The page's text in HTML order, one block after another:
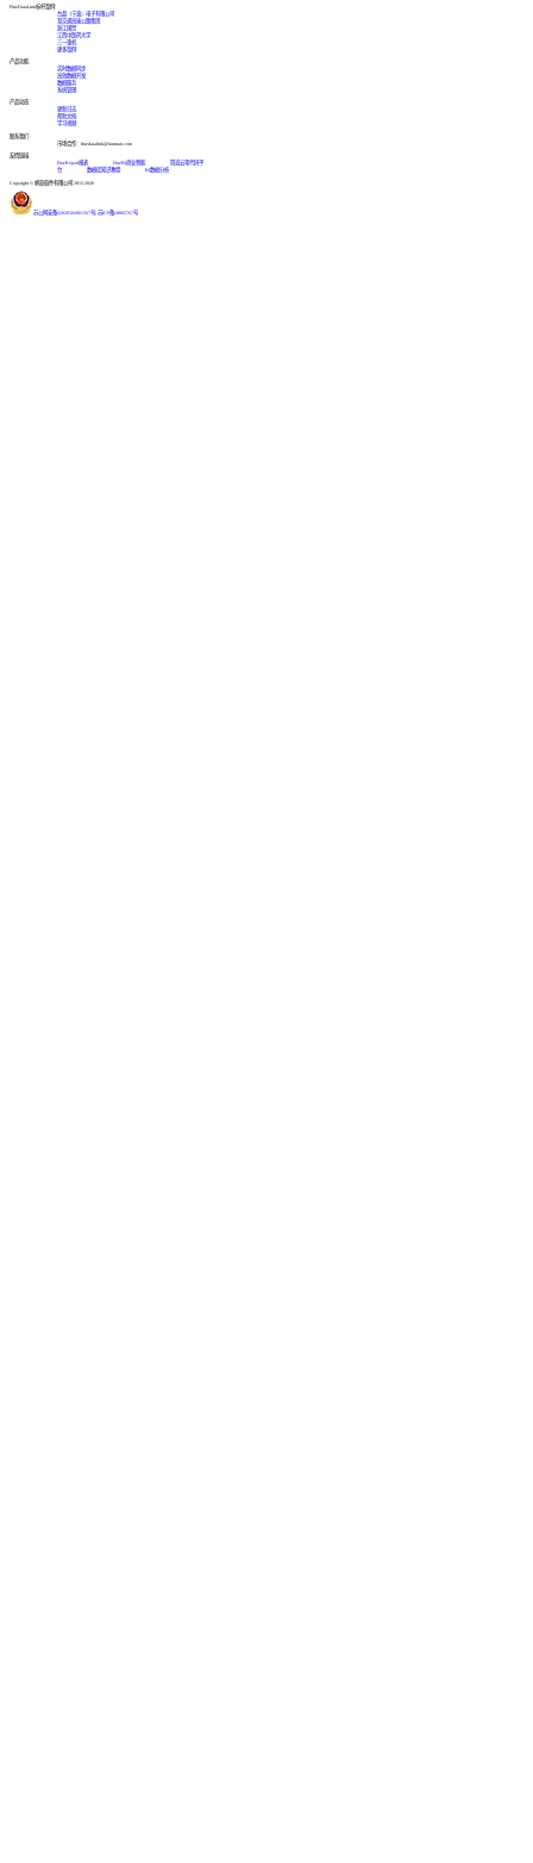
FineDataLink标杆案例
台晶（宁波）电子有限公司
某交通高速公路集团
浙江国贸
江西中医药大学
三一重机
更多案例
产品功能
实时数据同步
高效数据开发
数据服务
系统管理
产品动态
更新日志
帮助文档
学习视频
联系我们
市场合作：finedatalink@fanruan.com
友情链接
FineReport报表
FineBI商业智能
简道云零代码平
台
数据库知识教程 BI数据分析
Copyright © 帆软软件有限公司 2015-2026
苏公网安备32020502001567号 苏ICP备18065767号